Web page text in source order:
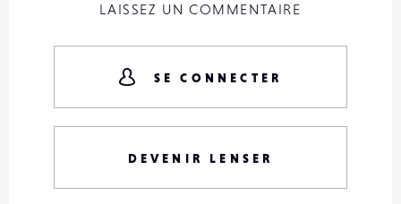
LAISSEZ UN COMMENTAIRE
SE CONNECTER
DEVENIR LENSER